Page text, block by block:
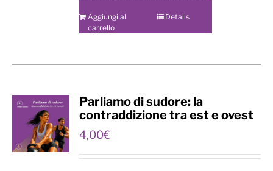
Aggiungi al
carrello
Details
Parliamo di sudore: la
contraddizione tra est e ovest
4,00€